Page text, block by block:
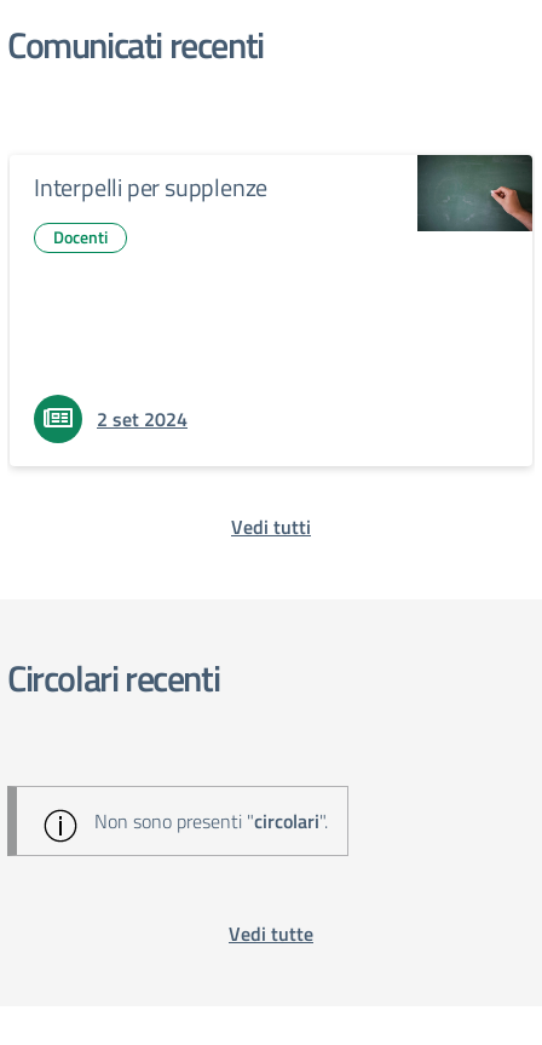
Comunicati recenti
Interpelli per supplenze
Docenti
2 set 2024
Vedi tutti
Circolari recenti
Non sono presenti "circolari".
Vedi tutte